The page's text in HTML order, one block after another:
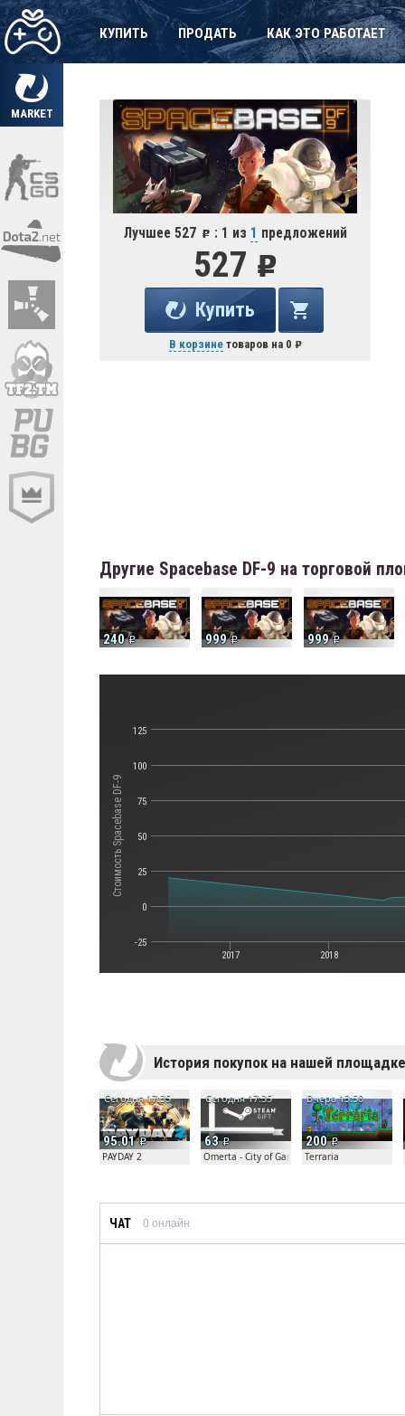
MARKET
КУПИТЬ ПРОДАТЬ КАК ЭТО РАБОТАЕТ
Лучшее 527 : 1 из 1 предложений
527
Купить
В корзинетоваров на 0
Другие Spacebase DF-9 на торговой
240 999 999
Стоимость Spacebase DF-9
2017 2018
-25
0
25
50
75
100
125
История покупок на нашей площадке
95.01
Сегодня 17:35
PAYDAY 2
63
Сегодня 17:35
Omerta - City of Gangsters
200
Вчера 13:50
Terraria
ЧАТ 0 онлайн